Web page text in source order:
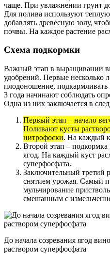
чаще. При увлажнении грунт
Для полива используют
добавлять древесную золу,
почвы. На каждое растение
Схема подкормки
Важный этап в выращивании
удобрений. Первые несколько
плодоношение, подкармливать
3 года начинают соблюдать
Одна из них заключается в
Первый этап – начало
Поливают кусты
нитрофоски. На каждый
Второй этап – подкормка
ягод. На каждый куст
суперфосфата.
Заключительный третий
снятием урожая. Самый
мульчирование
смешанным с
До начала созревания ягод
раствором суперфосфата